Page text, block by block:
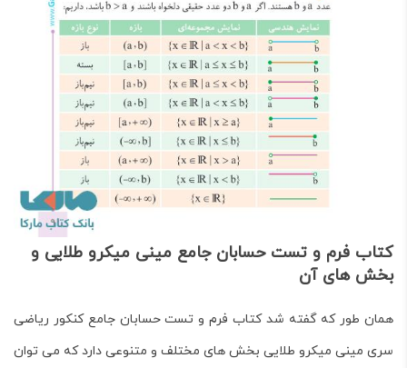
کتاب فرم و تست حسابان جامع مینی میکرو طلایی و
بخش های آن
همان طور که گفته شد کتاب فرم و تست حسابان جامع کنکور ریاضی
سری مینی میکرو طلایی بخش های مختلف و متنوعی دارد که می توان